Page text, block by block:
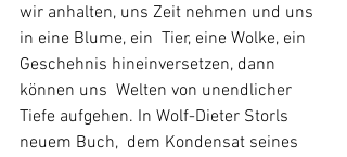
wir anhalten, uns Zeit nehmen und uns
in eine Blume, ein  Tier, eine Wolke, ein
Geschehnis hineinversetzen, dann
können uns  Welten von unendlicher
Tiefe aufgehen. In Wolf-Dieter Storls
neuem Buch,  dem Kondensat seines